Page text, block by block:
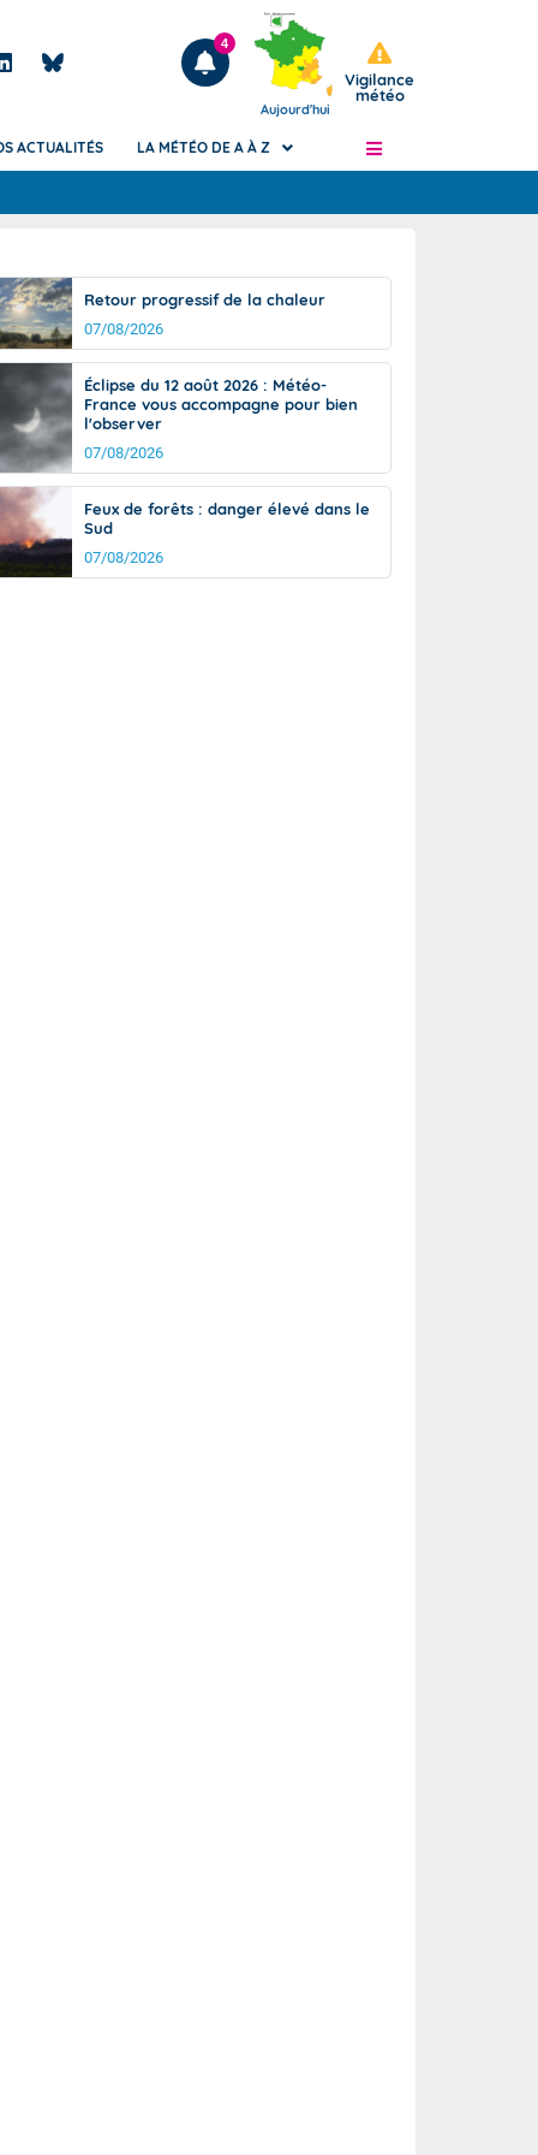
Articles
4
Aujourd'hui
Vigilance
météo
de
Phénomènes dangereux de J+2 à J+7
Avertissement pluies intenses à l'échelle
des communes (Apic)
Bulletins Marine
Bulletins d'estimation du risque
d'avalanche
Météo des forêts
Vigicrues
ACTUALITÉS LA MÉTÉO DE A À Z
Retour progressif de la chaleur
07/08/2026
Éclipse du 12 août 2026 : Météo-
France vous accompagne pour bien
l'observer
07/08/2026
Feux de forêts : danger élevé dans le
Sud
07/08/2026